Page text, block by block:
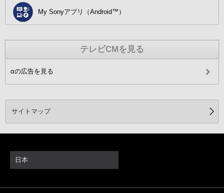
My Sonyアプリ（Android™）
テレビCMを見る
αの広告を見る
サイトマップ
日本